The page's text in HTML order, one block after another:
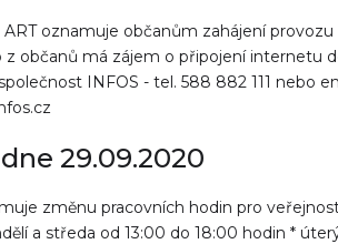
oznamuje občanům zahájení provozu
z občanů má zájem o připojení internetu
INFOS - tel. 588 882 111 nebo
29.09.2020
změnu pracovních hodin pro
a středa od 13:00 do 18:00 hodin *